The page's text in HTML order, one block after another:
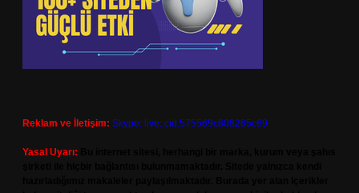
Reklam ve İletişim: Skype: live:.cid.575569c608265c69
Yasal Uyarı: